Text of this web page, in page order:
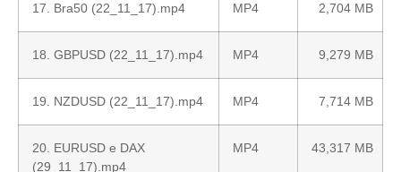
17. Bra50 (22_11_17).mp4 MP4 2,704 MB
18. GBPUSD (22_11_17).mp4 MP4 9,279 MB
19. NZDUSD (22_11_17).mp4 MP4 7,714 MB
20. EURUSD e DAX
(29_11_17).mp4
MP4 43,317 MB